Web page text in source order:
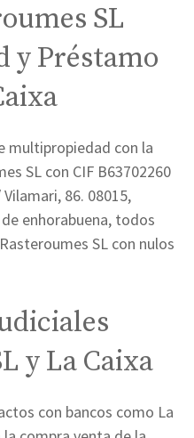
SL
y Préstamo
multipropiedad con la
SL con CIF B63702260
86. 08015,
enhorabuena, todos
SL con nulos
y La Caixa
con bancos como La